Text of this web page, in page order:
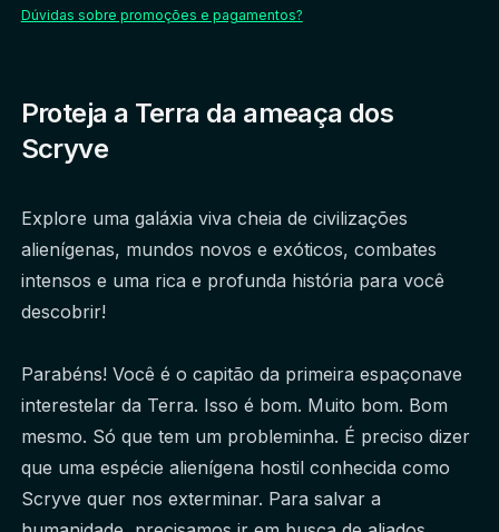
Dúvidas sobre promoções e pagamentos?
Proteja a Terra da ameaça dos
Scryve
Explore uma galáxia viva cheia de civilizações
alienígenas, mundos novos e exóticos, combates
intensos e uma rica e profunda história para você
descobrir!
Parabéns! Você é o capitão da primeira espaçonave
interestelar da Terra. Isso é bom. Muito bom. Bom
mesmo. Só que tem um probleminha. É preciso dizer
que uma espécie alienígena hostil conhecida como
Scryve quer nos exterminar. Para salvar a